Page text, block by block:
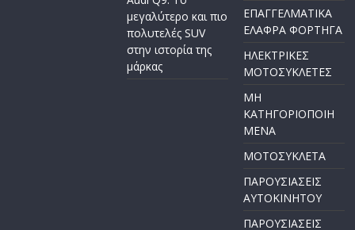
μεγαλύτερο και πιο
πολυτελές SUV
στην ιστορία της
μάρκας
ΕΠΑΓΓΕΛΜΑΤΙΚΑ
ΕΛΑΦΡΑ ΦΟΡΤΗΓΑ
ΗΛΕΚΤΡΙΚΕΣ
ΜΟΤΟΣΥΚΛΕΤΕΣ
ΜΗ
ΚΑΤΗΓΟΡΙΟΠΟΙΗ
ΜΕΝΑ
ΜΟΤΟΣΥΚΛΕΤΑ
ΠΑΡΟΥΣΙΑΣΕΙΣ
ΑΥΤΟΚΙΝΗΤΟΥ
ΠΑΡΟΥΣΙΑΣΕΙΣ